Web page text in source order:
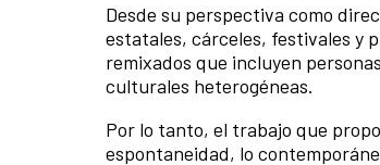
Desde su perspectiva como
estatales, cárceles, festivales y
remixados que incluyen
culturales heterogéneas.
Por lo tanto, el trabajo que
espontaneidad, lo